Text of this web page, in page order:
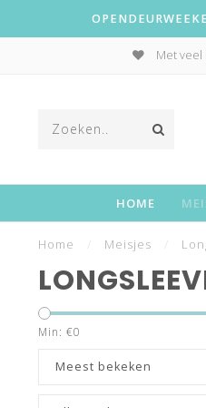
Met veel liefde verpakt!
HOME
Home Meisjes
Min: €0
Meest bekeken